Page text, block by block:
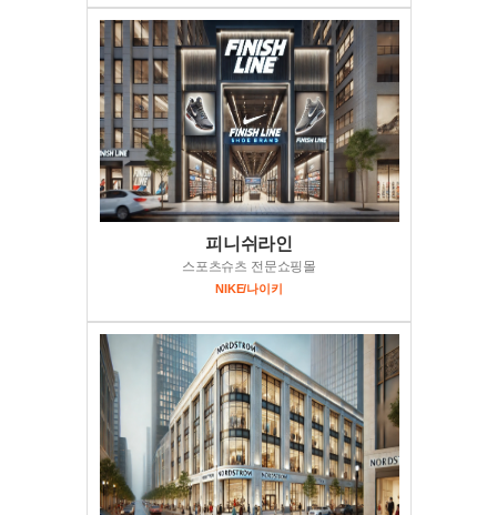
피니쉬라인
스포츠슈츠 전문쇼핑몰
NIKE/나이키